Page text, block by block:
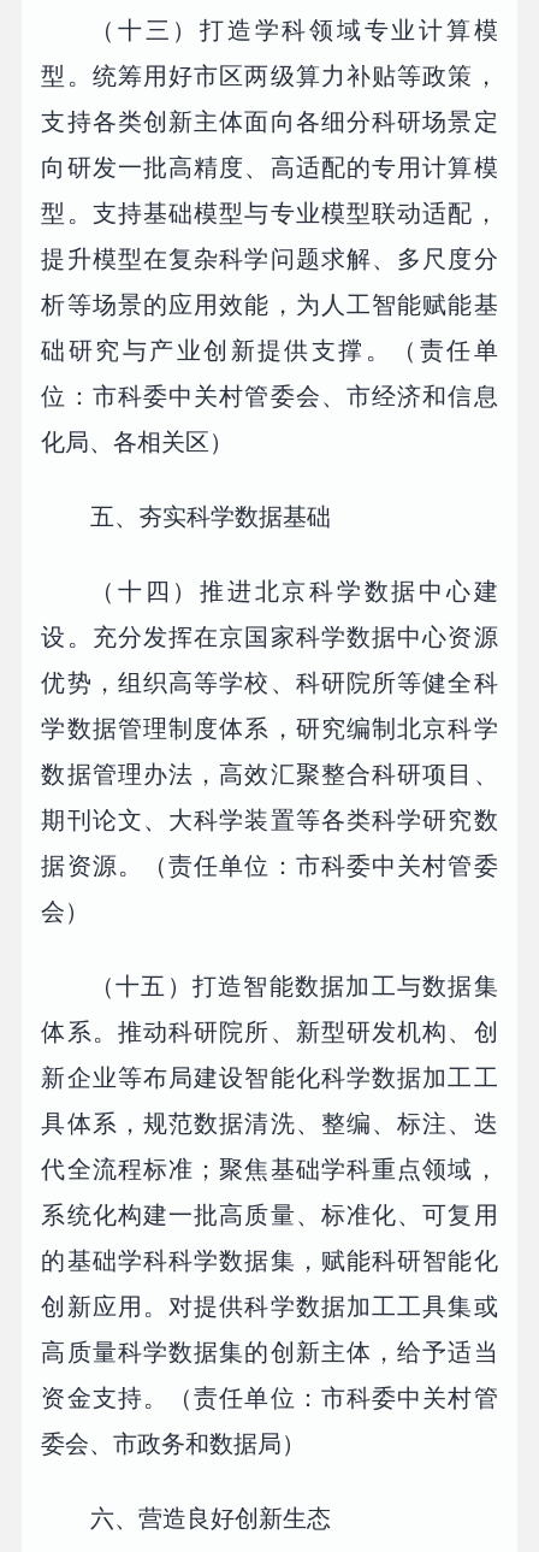
（十三）打造学科领域专业计算模
型。统筹用好市区两级算力补贴等政策，
支持各类创新主体面向各细分科研场景定
向研发一批高精度、高适配的专用计算模
型。支持基础模型与专业模型联动适配，
提升模型在复杂科学问题求解、多尺度分
析等场景的应用效能，为人工智能赋能基
础研究与产业创新提供支撑。（责任单
位：市科委中关村管委会、市经济和信息
化局、各相关区）
五、夯实科学数据基础
（十四）推进北京科学数据中心建
设。充分发挥在京国家科学数据中心资源
优势，组织高等学校、科研院所等健全科
学数据管理制度体系，研究编制北京科学
数据管理办法，高效汇聚整合科研项目、
期刊论文、大科学装置等各类科学研究数
据资源。（责任单位：市科委中关村管委
会）
（十五）打造智能数据加工与数据集
体系。推动科研院所、新型研发机构、创
新企业等布局建设智能化科学数据加工工
具体系，规范数据清洗、整编、标注、迭
代全流程标准；聚焦基础学科重点领域，
系统化构建一批高质量、标准化、可复用
的基础学科科学数据集，赋能科研智能化
创新应用。对提供科学数据加工工具集或
高质量科学数据集的创新主体，给予适当
资金支持。（责任单位：市科委中关村管
委会、市政务和数据局）
六、营造良好创新生态